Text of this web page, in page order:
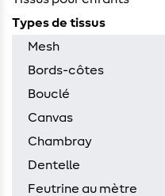
Types de tissus
Mesh
Bords-côtes
Bouclé
Canvas
Chambray
Dentelle
Feutrine au mètre